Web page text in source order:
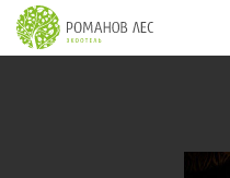
из 7